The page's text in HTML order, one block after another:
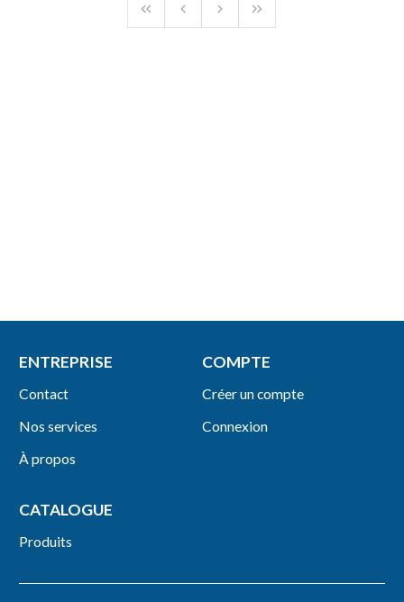
ENTREPRISE
Contact
Nos services
À propos
COMPTE
Créer un compte
Connexion
CATALOGUE
Produits